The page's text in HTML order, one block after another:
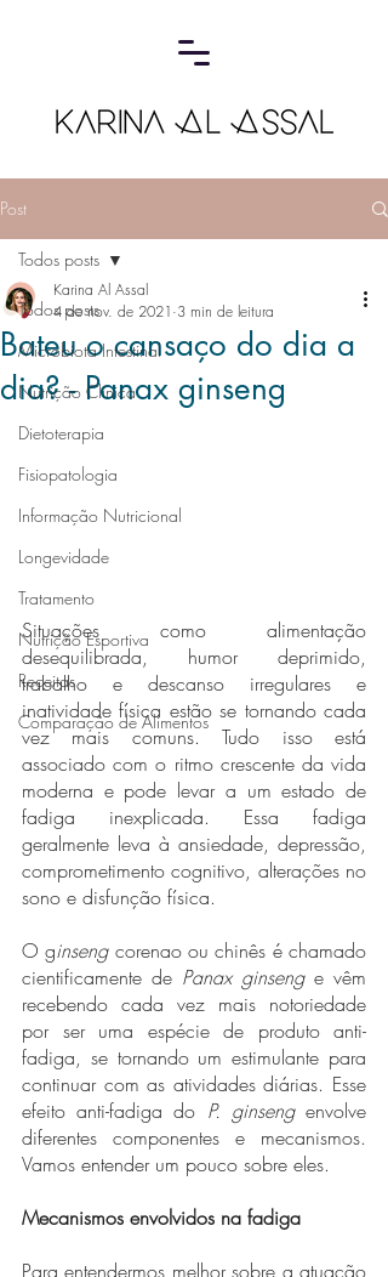
Post
Todos posts
Microbiota Intestinal
Nutrição Clínica
Dietoterapia
Fisiopatologia
Informação Nutricional
Longevidade
Tratamento
Nutrição Esportiva
Receitas
Comparação de Alimentos
Todos posts
Bateu o cansaço do dia a
dia? - Panax ginseng
Karina Al Assal
4 de nov. de 2021 3 min de leitura
Situações como alimentação
desequilibrada, humor deprimido,
trabalho e descanso irregulares e
inatividade física estão se tornando cada
vez mais comuns. Tudo isso está
associado com o ritmo crescente da vida
moderna e pode levar a um estado de
fadiga inexplicada. Essa fadiga
geralmente leva à ansiedade, depressão,
comprometimento cognitivo, alterações no
sono e disfunção física.
O ginseng corenao ou chinês é chamado
cientificamente de Panax ginseng e vêm
recebendo cada vez mais notoriedade
por ser uma espécie de produto anti-
fadiga, se tornando um estimulante para
continuar com as atividades diárias. Esse
efeito anti-fadiga do P. ginseng envolve
diferentes componentes e mecanismos.
Vamos entender um pouco sobre eles.
Mecanismos envolvidos na fadiga
Para entendermos melhor sobre a atuação